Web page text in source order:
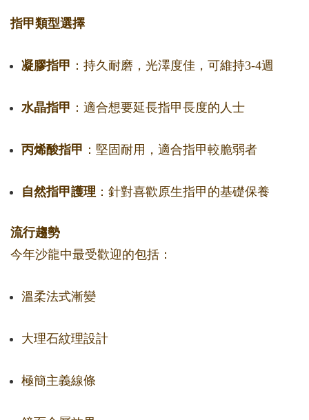
指甲類型選擇
凝膠指甲 ：持久耐磨，光澤度佳，可維持3-4週
水晶指甲 ：適合想要延長指甲長度的人士
丙烯酸指甲 ：堅固耐用，適合指甲較脆弱者
自然指甲護理 ：針對喜歡原生指甲的基礎保養
流行趨勢
今年沙龍中最受歡迎的包括：
溫柔法式漸變
大理石紋理設計
極簡主義線條